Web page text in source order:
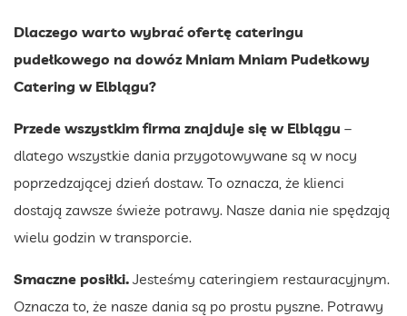
Dlaczego warto wybrać ofertę cateringu
pudełkowego na dowóz Mniam Mniam Pudełkowy
Catering w Elblągu?
Przede wszystkim firma znajduje się w Elblągu –
dlatego wszystkie dania przygotowywane są w nocy
poprzedzającej dzień dostaw. To oznacza, że klienci
dostają zawsze świeże potrawy. Nasze dania nie spędzają
wielu godzin w transporcie.
Smaczne posiłki. Jesteśmy cateringiem restauracyjnym.
Oznacza to, że nasze dania są po prostu pyszne. Potrawy